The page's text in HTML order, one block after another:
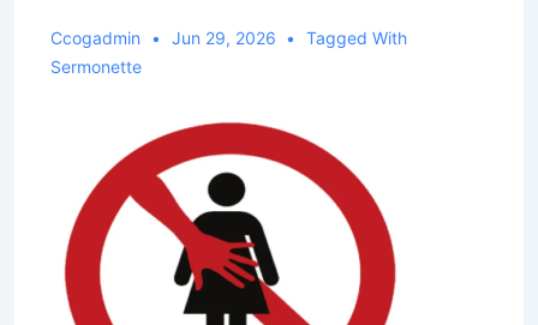
Ccogadmin Jun 29, 2026
Tagged With
Sermonette